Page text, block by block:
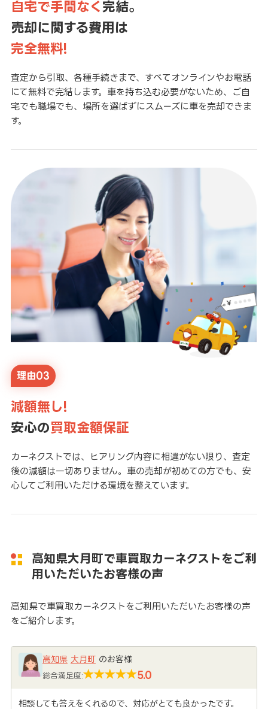
自宅で手間なく 完結。
売却に関する費用は
完全無料!
査定から引取、各種手続きまで、すべてオンラインやお電話
にて無料で完結します。車を持ち込む必要がないため、ご自
宅でも職場でも、場所を選ばずにスムーズに車を売却できま
す。
理由03
減額無し!
安心の買取金額保証
カーネクストでは、ヒアリング内容に相違がない限り、査定
後の減額は一切ありません。車の売却が初めての方でも、安
心してご利用いただける環境を整えています。
高知県大月町で車買取カーネクストをご利
用いただいたお客様の声
高知県で車買取カーネクストをご利用いただいたお客様の声
をご紹介します。
高知県 大月町のお客様
総合満足度: 5.0
相談しても答えをくれるので、対応がとても良かったです。